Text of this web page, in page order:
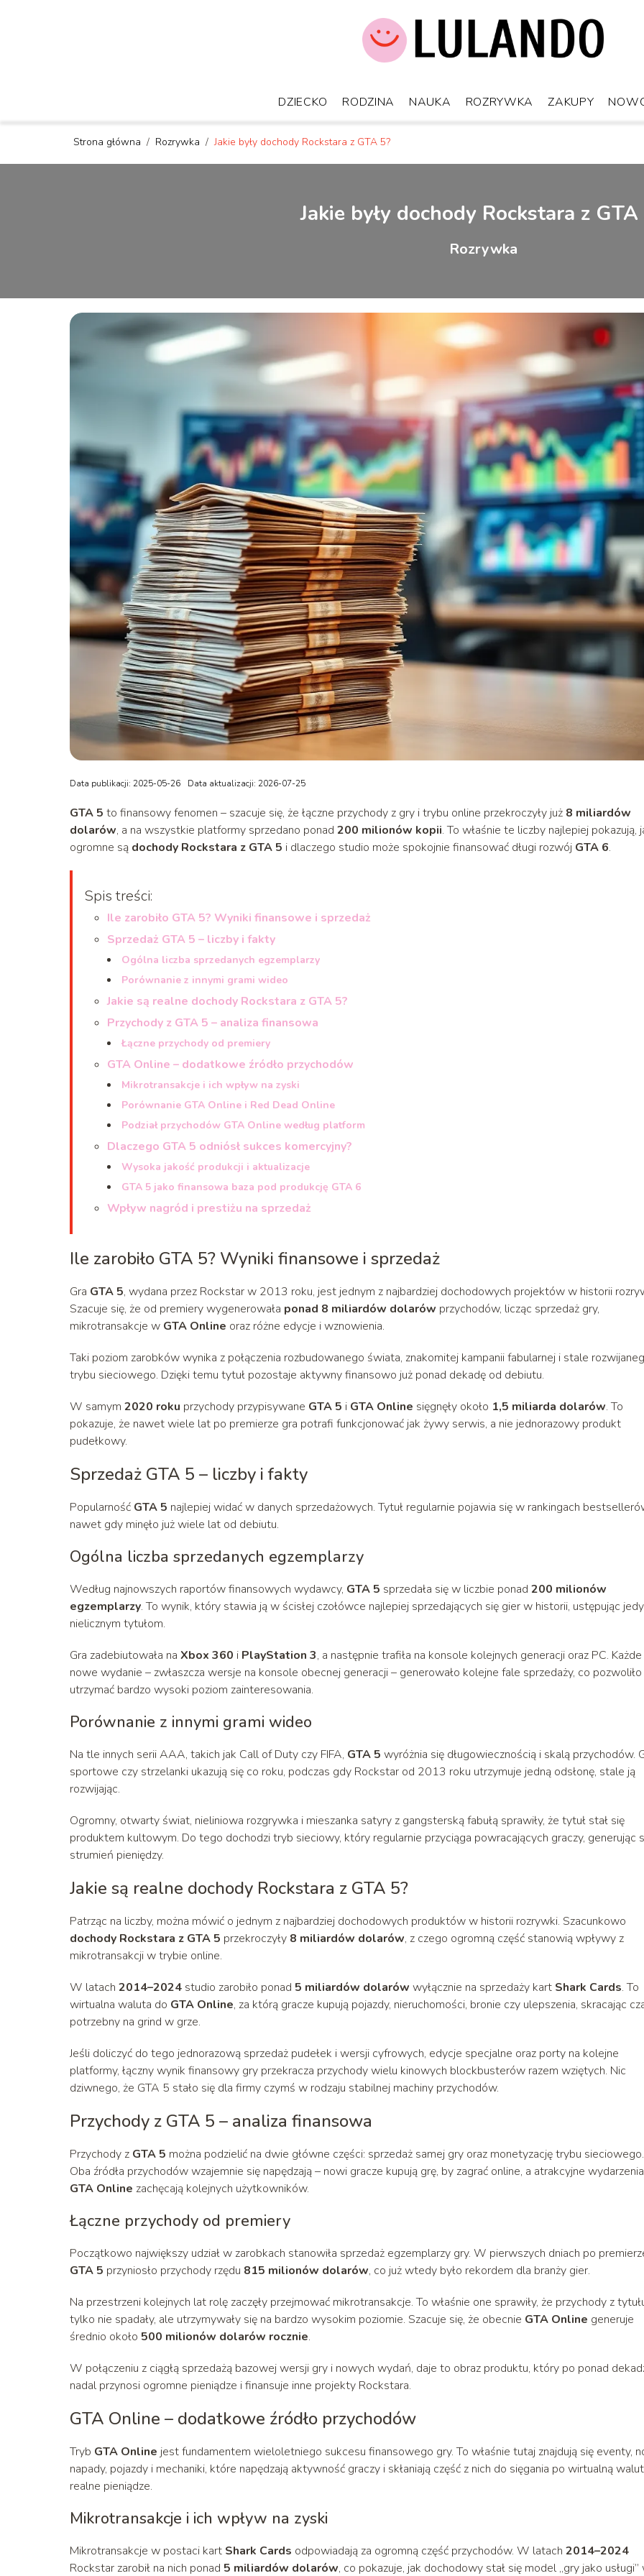
DZIECKO RODZINA NAUKA ROZRYWKA ZAKUPY
Strona główna / Rozrywka /Jakie były dochody Rockstara z GTA 5?
Jakie były dochody Rockstara z GTA
Rozrywka
Data publikacji: 2025-05-26 Data aktualizacji: 2026-07-25
GTA 5 to finansowy fenomen – szacuje się, że łączne przychody z gry i trybu online przekroczyły już 8 miliardów
dolarów, a na wszystkie platformy sprzedano ponad 200 milionów kopii. To właśnie te liczby najlepiej pokazują,
ogromne są dochody Rockstara z GTA 5 i dlaczego studio może spokojnie finansować długi rozwój GTA 6.
Spis treści:
Ile zarobiło GTA 5? Wyniki finansowe i sprzedaż
Sprzedaż GTA 5 – liczby i fakty
Ogólna liczba sprzedanych egzemplarzy
Porównanie z innymi grami wideo
Jakie są realne dochody Rockstara z GTA 5?
Przychody z GTA 5 – analiza finansowa
Łączne przychody od premiery
GTA Online – dodatkowe źródło przychodów
Mikrotransakcje i ich wpływ na zyski
Porównanie GTA Online i Red Dead Online
Podział przychodów GTA Online według platform
Dlaczego GTA 5 odniósł sukces komercyjny?
Wysoka jakość produkcji i aktualizacje
GTA 5 jako finansowa baza pod produkcję GTA 6
Wpływ nagród i prestiżu na sprzedaż
Ile zarobiło GTA 5? Wyniki finansowe i sprzedaż
Gra GTA 5, wydana przez Rockstar w 2013 roku, jest jednym z najbardziej dochodowych projektów w historii
Szacuje się, że od premiery wygenerowała ponad 8 miliardów dolarów przychodów, licząc sprzedaż gry,
mikrotransakcje w GTA Online oraz różne edycje i wznowienia.
Taki poziom zarobków wynika z połączenia rozbudowanego świata, znakomitej kampanii fabularnej i stale
trybu sieciowego. Dzięki temu tytuł pozostaje aktywny finansowo już ponad dekadę od debiutu.
W samym 2020 roku przychody przypisywane GTA 5 i GTA Online sięgnęły około 1,5 miliarda dolarów. To
pokazuje, że nawet wiele lat po premierze gra potrafi funkcjonować jak żywy serwis, a nie jednorazowy produkt
pudełkowy.
Sprzedaż GTA 5 – liczby i fakty
Popularność GTA 5 najlepiej widać w danych sprzedażowych. Tytuł regularnie pojawia się w rankingach
nawet gdy minęło już wiele lat od debiutu.
Ogólna liczba sprzedanych egzemplarzy
Według najnowszych raportów finansowych wydawcy, GTA 5 sprzedała się w liczbie ponad 200 milionów
egzemplarzy. To wynik, który stawia ją w ścisłej czołówce najlepiej sprzedających się gier w historii, ustępując
nielicznym tytułom.
Gra zadebiutowała na Xbox 360 i PlayStation 3, a następnie trafiła na konsole kolejnych generacji oraz PC. Każde
nowe wydanie – zwłaszcza wersje na konsole obecnej generacji – generowało kolejne fale sprzedaży, co pozwoliło
utrzymać bardzo wysoki poziom zainteresowania.
Porównanie z innymi grami wideo
Na tle innych serii AAA, takich jak Call of Duty czy FIFA, GTA 5 wyróżnia się długowiecznością i skalą przychodów.
sportowe czy strzelanki ukazują się co roku, podczas gdy Rockstar od 2013 roku utrzymuje jedną odsłonę, stale ją
rozwijając.
Ogromny, otwarty świat, nieliniowa rozgrywka i mieszanka satyry z gangsterską fabułą sprawiły, że tytuł stał się
produktem kultowym. Do tego dochodzi tryb sieciowy, który regularnie przyciąga powracających graczy, generując
strumień pieniędzy.
Jakie są realne dochody Rockstara z GTA 5?
Patrząc na liczby, można mówić o jednym z najbardziej dochodowych produktów w historii rozrywki. Szacunkowo
dochody Rockstara z GTA 5 przekroczyły 8 miliardów dolarów, z czego ogromną część stanowią wpływy z
mikrotransakcji w trybie online.
W latach 2014–2024 studio zarobiło ponad 5 miliardów dolarów wyłącznie na sprzedaży kart Shark Cards. To
wirtualna waluta do GTA Online, za którą gracze kupują pojazdy, nieruchomości, bronie czy ulepszenia, skracając
potrzebny na grind w grze.
Jeśli doliczyć do tego jednorazową sprzedaż pudełek i wersji cyfrowych, edycje specjalne oraz porty na kolejne
platformy, łączny wynik finansowy gry przekracza przychody wielu kinowych blockbusterów razem wziętych. Nic
dziwnego, że GTA 5 stało się dla firmy czymś w rodzaju stabilnej machiny przychodów.
Przychody z GTA 5 – analiza finansowa
Przychody z GTA 5 można podzielić na dwie główne części: sprzedaż samej gry oraz monetyzację trybu sieciowego.
Oba źródła przychodów wzajemnie się napędzają – nowi gracze kupują grę, by zagrać online, a atrakcyjne
GTA Online zachęcają kolejnych użytkowników.
Łączne przychody od premiery
Początkowo największy udział w zarobkach stanowiła sprzedaż egzemplarzy gry. W pierwszych dniach po
GTA 5 przyniosło przychody rzędu 815 milionów dolarów, co już wtedy było rekordem dla branży gier.
Na przestrzeni kolejnych lat rolę zaczęły przejmować mikrotransakcje. To właśnie one sprawiły, że przychody z
tylko nie spadały, ale utrzymywały się na bardzo wysokim poziomie. Szacuje się, że obecnie GTA Online generuje
średnio około 500 milionów dolarów rocznie.
W połączeniu z ciągłą sprzedażą bazowej wersji gry i nowych wydań, daje to obraz produktu, który po ponad
nadal przynosi ogromne pieniądze i finansuje inne projekty Rockstara.
GTA Online – dodatkowe źródło przychodów
Tryb GTA Online jest fundamentem wieloletniego sukcesu finansowego gry. To właśnie tutaj znajdują się eventy,
napady, pojazdy i mechaniki, które napędzają aktywność graczy i skłaniają część z nich do sięgania po wirtualną
realne pieniądze.
Mikrotransakcje i ich wpływ na zyski
Mikrotransakcje w postaci kart Shark Cards odpowiadają za ogromną część przychodów. W latach 2014–2024
Rockstar zarobił na nich ponad 5 miliardów dolarów, co pokazuje, jak dochodowy stał się model „gry jako usługi”